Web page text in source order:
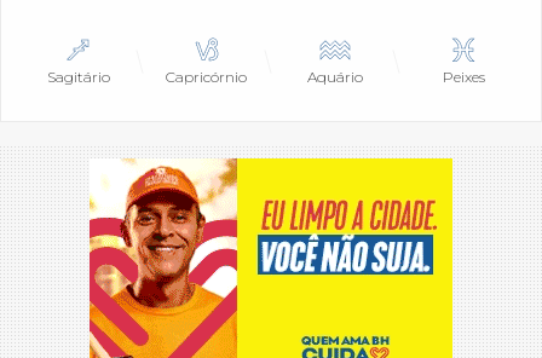
Sagitário Capricórnio Aquário Peixes